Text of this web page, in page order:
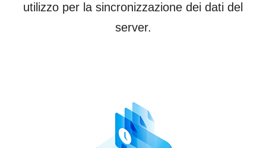
utilizzo per la sincronizzazione dei dati del
server.